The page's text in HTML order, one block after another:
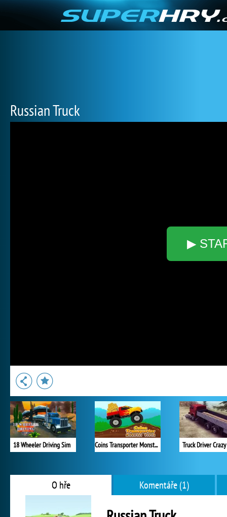
Russian Truck
▶
18 Wheeler Driving Sim Coins Transporter Monster Truck Truck Driver
O hře Komentáře (1)